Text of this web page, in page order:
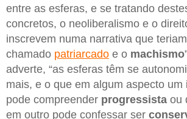
entre as esferas, e se tratando
concretos, o neoliberalismo e o
inscrevem numa narrativa que
chamado patriarcado e o machismo
adverte, “as esferas têm se
mais, e o que em algum aspecto um
pode compreender progressista ou
em outro pode confessar ser